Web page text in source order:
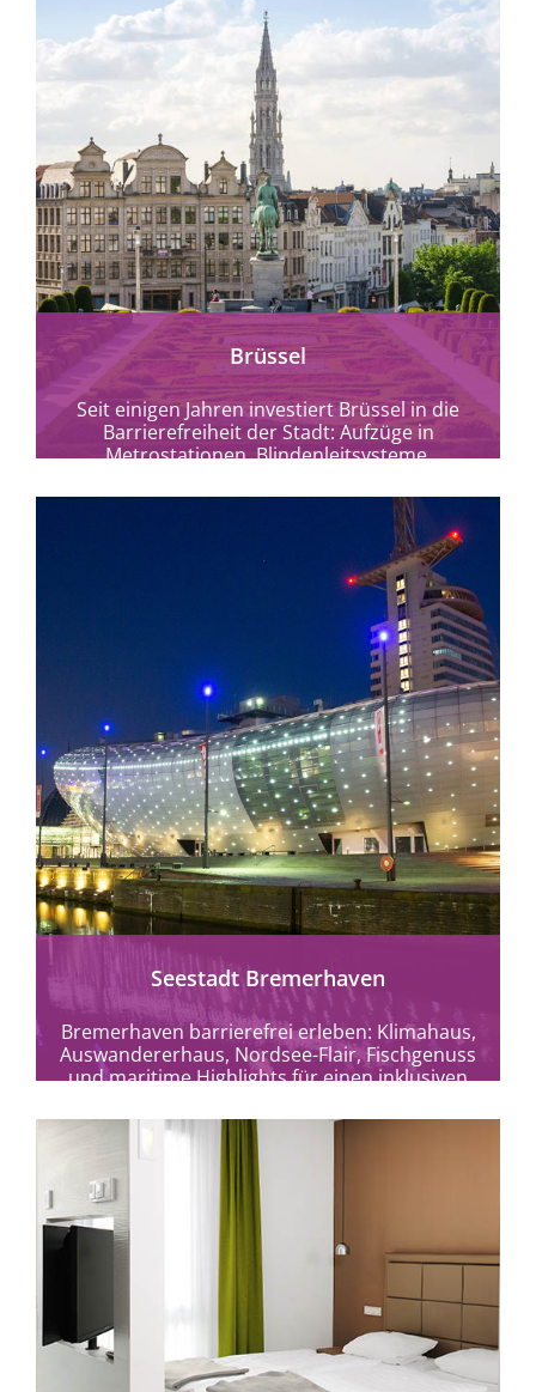
mehr erfahren
Brüssel
Seit einigen Jahren investiert Brüssel in die
Barrierefreiheit der Stadt: Aufzüge in
Metrostationen, Blindenleitsysteme,
speziell ausgestattete Taxis...
mehr erfahren
Seestadt Bremerhaven
Bremerhaven barrierefrei erleben: Klimahaus,
Auswandererhaus, Nordsee-Flair, Fischgenuss
und maritime Highlights für einen inklusiven